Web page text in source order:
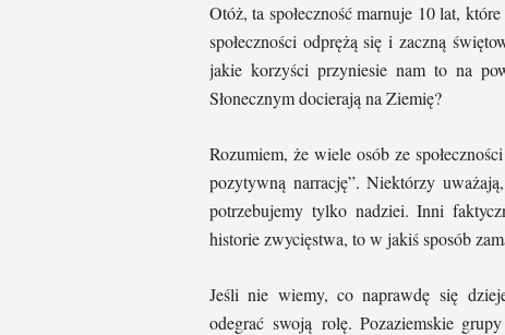
Otóż, ta społeczność marnuje 10 lat,
społeczności odprężą się i zaczną
jakie korzyści przyniesie nam to na
Słonecznym docierają na Ziemię?
Rozumiem, że wiele osób ze
pozytywną narrację”. Niektórzy
potrzebujemy tylko nadziei. Inni
historie zwycięstwa, to w jakiś sposób
Jeśli nie wiemy, co naprawdę się
odegrać swoją rolę. Pozaziemskie